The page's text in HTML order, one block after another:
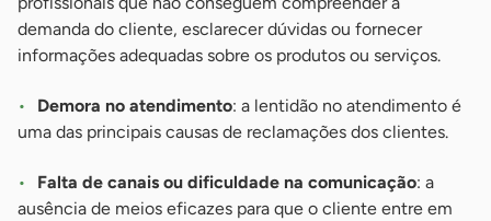
demanda do cliente, esclarecer dúvidas ou fornecer
informações adequadas sobre os produtos ou serviços.
Demora no atendimento: a lentidão no atendimento é
uma das principais causas de reclamações dos clientes.
Falta de canais ou dificuldade na comunicação: a
ausência de meios eficazes para que o cliente entre em